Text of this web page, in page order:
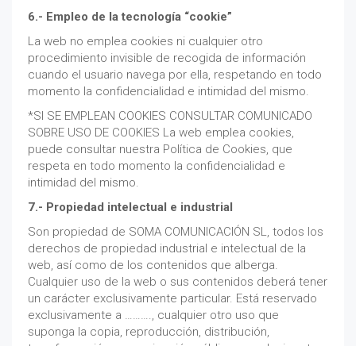
6.- Empleo de la tecnología “cookie”
La web no emplea cookies ni cualquier otro
procedimiento invisible de recogida de información
cuando el usuario navega por ella, respetando en todo
momento la confidencialidad e intimidad del mismo.
*SI SE EMPLEAN COOKIES CONSULTAR COMUNICADO
SOBRE USO DE COOKIES La web emplea cookies,
puede consultar nuestra Política de Cookies, que
respeta en todo momento la confidencialidad e
intimidad del mismo.
7.- Propiedad intelectual e industrial
Son propiedad de SOMA COMUNICACIÓN SL, todos los
derechos de propiedad industrial e intelectual de la
web, así como de los contenidos que alberga.
Cualquier uso de la web o sus contenidos deberá tener
un carácter exclusivamente particular. Está reservado
exclusivamente a ………., cualquier otro uso que
suponga la copia, reproducción, distribución,